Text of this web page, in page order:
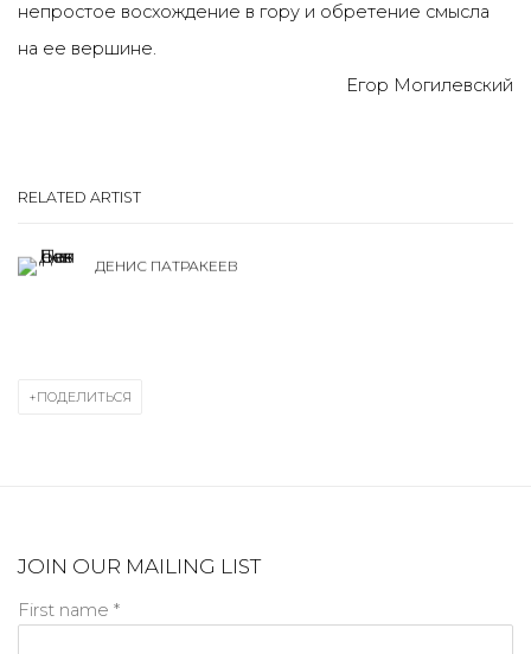
непростое восхождение в гору и обретение смысла
на ее вершине.
Егор Могилевский
RELATED ARTIST
ДЕНИС ПАТРАКЕЕВ
ПОДЕЛИТЬСЯ
JOIN OUR MAILING LIST
First name *